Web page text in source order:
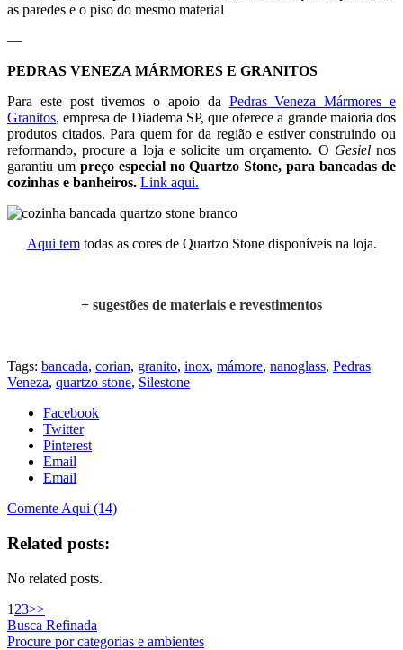
as paredes e o piso do mesmo material
—
PEDRAS VENEZA MÁRMORES E GRANITOS
Para este post tivemos o apoio da Pedras Veneza Mármores e
Granitos, empresa de Diadema SP, que oferece a grande maioria dos
produtos citados. Para quem for da região e estiver construindo ou
reformando, procure a loja e solicite um orçamento. O Gesielnos
garantiu um preço especial no Quartzo Stone, para bancadas de
cozinhas e banheiros. Link aqui.
Aqui temtodas as cores de Quartzo Stone disponíveis na loja.
+ sugestões de materiais e revestimentos
Tags: bancada, corian, granito, inox, mámore, nanoglass, Pedras
Veneza, quartzo stone, Silestone
Facebook
Twitter
Pinterest
Email
Email
Comente Aqui (14)
Related posts:
No related posts.
1 23>>
Busca Refinada
Procure por categorias e ambientes